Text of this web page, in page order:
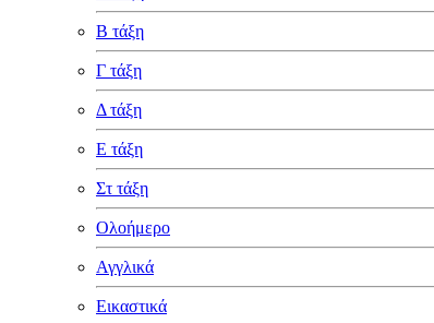
Β τάξη
Γ τάξη
Δ τάξη
Ε τάξη
Στ τάξη
Ολοήμερο
Αγγλικά
Εικαστικά